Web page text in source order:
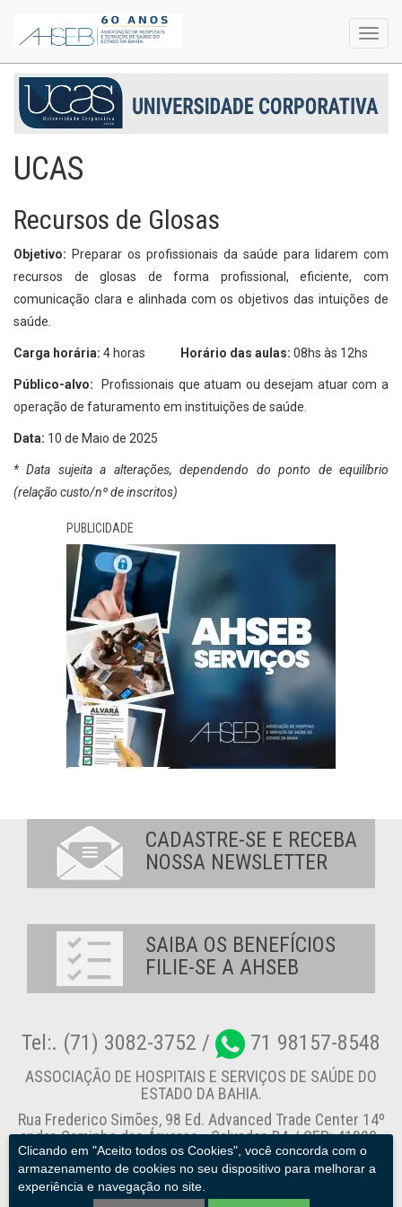
UCAS
Recursos de Glosas
Objetivo: Preparar os profissionais da saúde para lidarem com
recursos de glosas de forma profissional, eficiente, com
comunicação clara e alinhada com os objetivos das intuições de
saúde.
Carga horária: 4 horas Horário das aulas: 08hs às 12hs
Público-alvo:
Profissionais que atuam ou desejam atuar com a
operação de faturamento em instituições de saúde.
Data: 10 de Maio de 2025
* Data sujeita a alterações, dependendo do ponto de equilíbrio
(relação custo/nº de inscritos)
PUBLICIDADE
Clicando em "Aceito todos os Cookies", você concorda com o
armazenamento de cookies no seu dispositivo para melhorar a
experiência e navegação no site.
CADASTRE-SE E RECEBA
NOSSA NEWSLETTER
SAIBA OS BENEFÍCIOS
FILIE-SE A AHSEB
Tel:. (71) 3082-3752 / 71 98157-8548
ASSOCIAÇÃO DE HOSPITAIS E SERVIÇOS DE SAÚDE DO
ESTADO DA BAHIA.
Rua Frederico Simões, 98 Ed. Advanced Trade Center 14º
andar, Caminho das Árvores - Salvador-BA / CEP: 41820-
774
Canal de Denúncia